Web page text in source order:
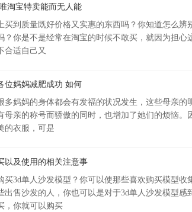
淘宝特卖能而无人能
买到质量既好价格又实惠的东西吗？你知道怎么辨
？你是不是经常在淘宝的时候不敢买，就因为担心
合适自己又
位妈妈减肥成功 如何
多妈妈的身体都会有发福的状况发生，这些母亲的
母亲的称号而骄傲的同时，也增加了她们的烦恼。
的衣服，可是
以及使用的相关注意事
买3d单人沙发模型？你可以使那些喜欢购买模型收
出售沙发的人，你也可以是对于3d单人沙发模型感
，你就可以购买